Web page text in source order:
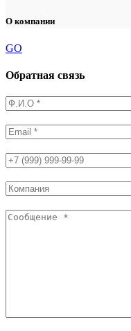
О компании
GO
Обратная связь